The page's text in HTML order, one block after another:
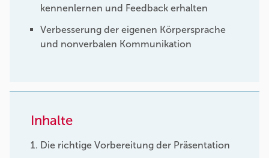
kennenlernen und Feedback erhalten
Verbesserung der eigenen Körpersprache
und nonverbalen Kommunikation
Inhalte
Die richtige Vorbereitung der Präsentation